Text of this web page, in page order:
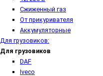
Сжиженный газ
От прикуривателя
Аккумуляторные
Для грузовиков:
Для грузовиков
DAF
Iveco